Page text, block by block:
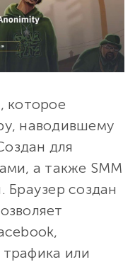
которое
наводившему
для
а также SMM
Браузер создан
или